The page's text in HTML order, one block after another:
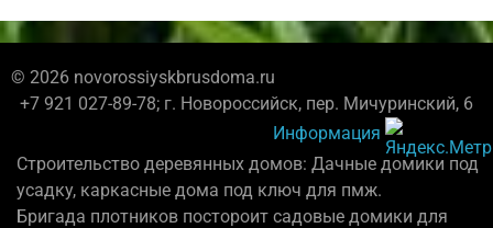
© 2026 novorossiyskbrusdoma.ru
+7 921 027-89-78; г. Новороссийск, пер. Мичуринский, 6
Информация
Строительство деревянных домов: Дачные домики под
усадку, каркасные дома под ключ для пмж.
Бригада плотников постороит садовые домики для